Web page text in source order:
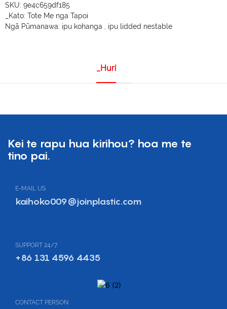
SKU: 9e4c659df185
_Kato: Tote Me nga Tapoi
Ngā Pūmanawa: ipu kohanga ipu lidded nestable
_Huri
Kei te rapu hua kirihou? hoa me te
tino pai.
E-MAIL US
kaihoko009@joinplastic.com
SUPPORT 24/7
+86 131 4596 4435
CONTACT PERSON: